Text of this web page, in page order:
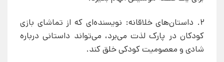
2. داستان‌های خلاقانه: نویسنده‌ای که از تماشای بازی
کودکان در پارک لذت می‌برد، می‌تواند داستانی درباره
شادی و معصومیت کودکی خلق کند.